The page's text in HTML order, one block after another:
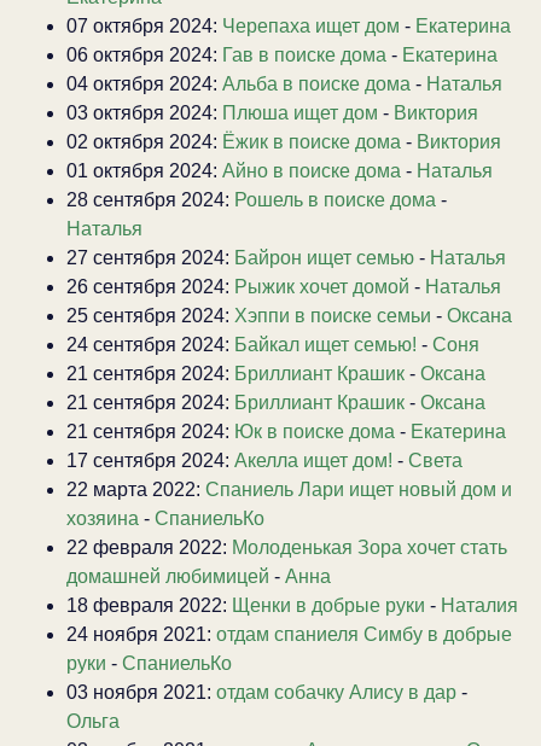
07 октября 2024: Черепаха ищет дом - Екатерина
06 октября 2024: Гав в поиске дома - Екатерина
04 октября 2024: Альба в поиске дома - Наталья
03 октября 2024: Плюша ищет дом - Виктория
02 октября 2024: Ёжик в поиске дома - Виктория
01 октября 2024: Айно в поиске дома - Наталья
28 сентября 2024: Рошель в поиске дома -
Наталья
27 сентября 2024: Байрон ищет семью - Наталья
26 сентября 2024: Рыжик хочет домой - Наталья
25 сентября 2024: Хэппи в поиске семьи - Оксана
24 сентября 2024: Байкал ищет семью! - Соня
21 сентября 2024: Бриллиант Крашик - Оксана
21 сентября 2024: Бриллиант Крашик - Оксана
21 сентября 2024: Юк в поиске дома - Екатерина
17 сентября 2024: Акелла ищет дом! - Света
22 марта 2022: Спаниель Лари ищет новый дом и
хозяина - СпаниельКо
22 февраля 2022: Молоденькая Зора хочет стать
домашней любимицей - Анна
18 февраля 2022: Щенки в добрые руки - Наталия
24 ноября 2021: отдам спаниеля Симбу в добрые
руки - СпаниельКо
03 ноября 2021: отдам собачку Алису в дар -
Ольга